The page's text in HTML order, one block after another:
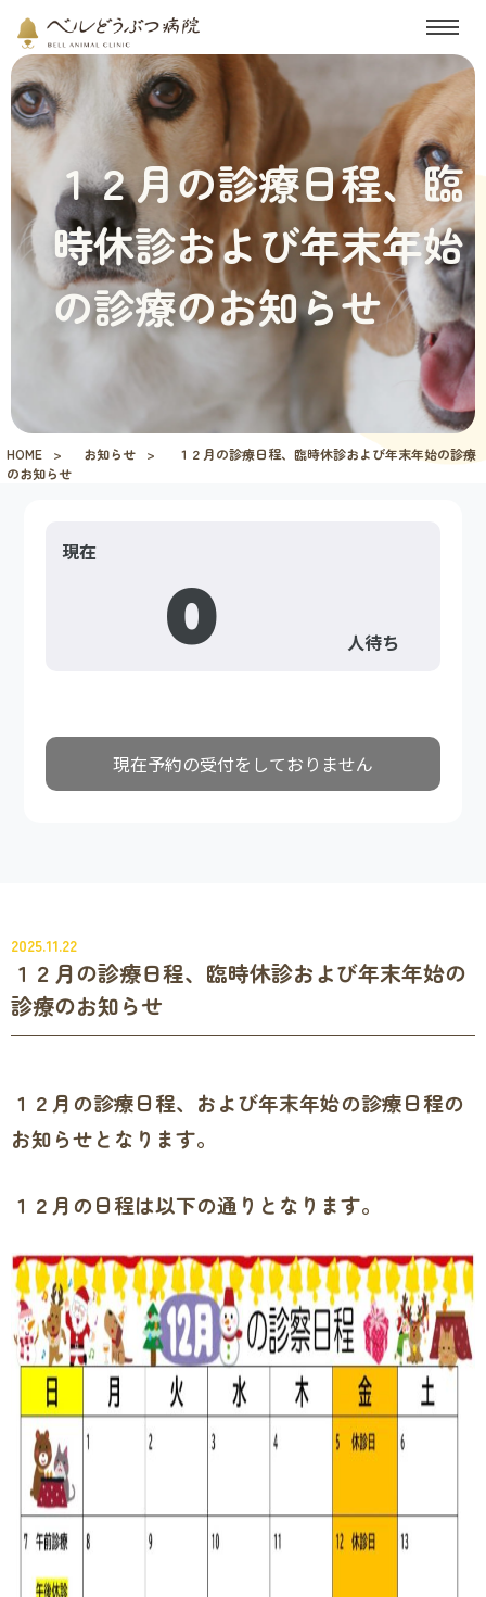
１２月の診療日程、臨
時休診および年末年始
の診療のお知らせ
HOME お知らせ
１２月の診療日程、臨時休診および年末年始の診療
のお知らせ
2025.11.22
１２月の診療日程、臨時休診および年末年始の
診療のお知らせ
１２月の診療日程、および年末年始の診療日程の
お知らせとなります。
１２月の日程は以下の通りとなります。